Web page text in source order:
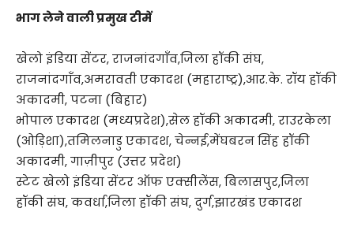
भाग लेने वाली प्रमुख टीमें
खेलो इंडिया सेंटर, राजनांदगाँव,जिला हॉकी संघ,
राजनांदगाँव,अमरावती एकादश (महाराष्ट्र),आर.के. रॉय हॉकी
अकादमी, पटना (बिहार)
भोपाल एकादश (मध्यप्रदेश),सेल हॉकी अकादमी, राउरकेला
(ओड़िशा),तमिलनाडु एकादश, चेन्नई,मेंघबरन सिंह हॉकी
अकादमी, गाज़ीपुर (उत्तर प्रदेश)
स्टेट खेलो इंडिया सेंटर ऑफ एक्सीलेंस, बिलासपुर,जिला
हॉकी संघ, कवर्धा,जिला हॉकी संघ, दुर्ग,झारखंड एकादश